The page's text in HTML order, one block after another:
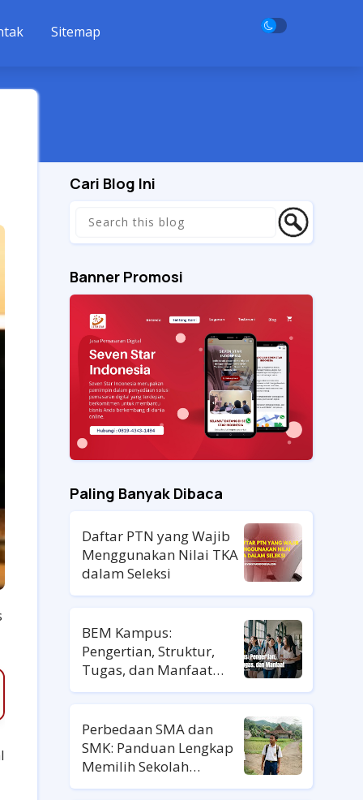
Sitemap
Cari Blog Ini
Banner Promosi
Paling Banyak Dibaca
Daftar PTN yang Wajib
Menggunakan Nilai TKA
dalam Seleksi
BEM Kampus:
Pengertian, Struktur,
Tugas, dan Manfaat
untuk Mahasiswa
Perbedaan SMA dan
SMK: Panduan Lengkap
Memilih Sekolah
Lanjutan